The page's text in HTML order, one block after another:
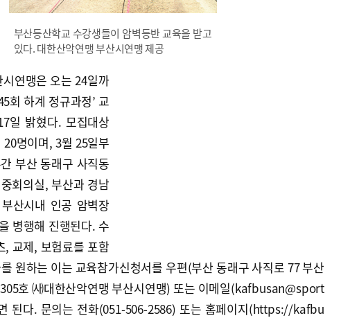
부산등산학교 수강생들이 암벽등반 교육을 받고
있다. 대한산악연맹 부산시연맹 제공
연맹은 오는 24일까
회 하계 정규과정’ 교
일 밝혔다. 모집대상
명이며, 3월 25일부
부산 동래구 사직동
회의실, 부산과 경남
산시내 인공 암벽장
병행해 진행된다. 수
, 교제, 보험료를 포함
원하는 이는 교육참가신청서를 우편(부산 동래구 사직로 77 부산
호 ㈔대한산악연맹 부산시연맹) 또는 이메일(kafbusan@sport
된다. 문의는 전화(051-506-2586) 또는 홈페이지(https://kafbu